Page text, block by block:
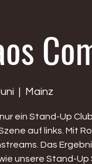
  |
Mainz
ein Stand-Up
auf links. Mit
Das
unsere Stand-Up